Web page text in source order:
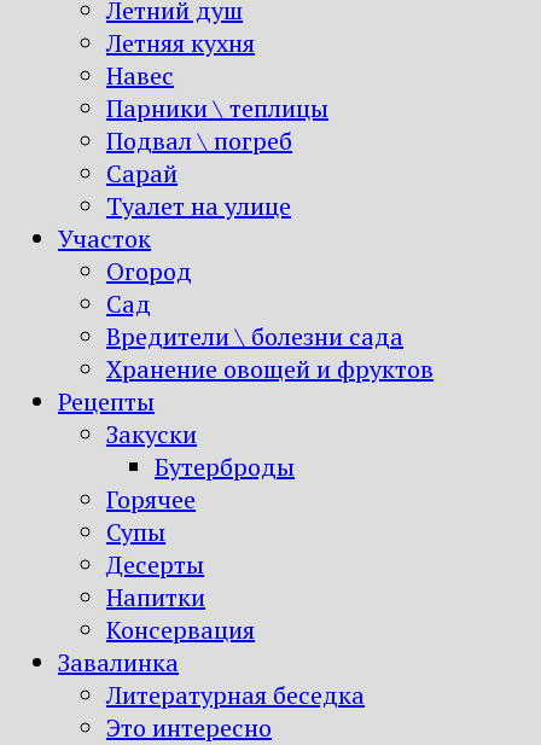
Летний душ
Летняя кухня
Навес
Парники \ теплицы
Подвал \ погреб
Сарай
Туалет на улице
Участок
Огород
Сад
Вредители \ болезни сада
Хранение овощей и фруктов
Рецепты
Закуски
Бутерброды
Горячее
Супы
Десерты
Напитки
Консервация
Завалинка
Литературная беседка
Это интересно